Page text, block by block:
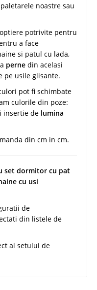
noastre sau
potrivite pentru
a face
si patul cu lada,
perne din acelasi
pe usile glisante.
pot fi schimbate
culorile din poze:
insertie de lumina
din cm in cm.
set dormitor cu pat
cu usi
de
din listele de
al setului de